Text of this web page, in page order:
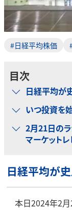
#日経平均株価
目次
日経平均が
いつ投資を
2月21日の
マーケットレ
日経平均が
本日2024年2月